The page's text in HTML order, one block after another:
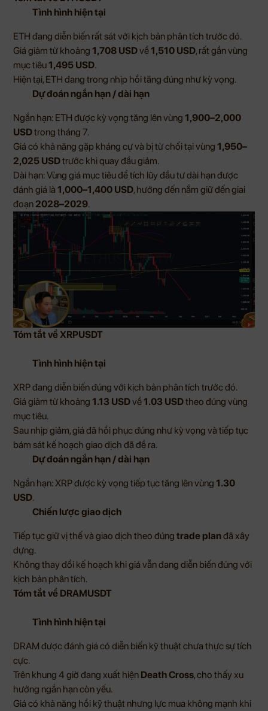
Tình hình hiện tại
ETH đang diễn biến rất sát với kịch bản phân tích trước đó.
Giá giảm từ khoảng 1,708 USDvề1,510 USD, rất gần vùng
mục tiêu1,495 USD.
Hiện tại, ETH đang trong nhịp hồi tăng đúng như kỳ vọng.
Dự đoán ngắn hạn / dài hạn
Ngắn hạn: ETH được kỳ vọng tăng lên vùng 1,900–2,000
USDtrong tháng 7.
Giá có khả năng gặp kháng cự và bị từ chối tại vùng 1,950–
2,025 USDtrước khi quay đầu giảm.
Dài hạn: Vùng giá mục tiêu để tích lũy đầu tư dài hạn được
đánh giá là 1,000–1,400 USD, hướng đến nắm giữ đến giai
đoạn 2028–2029.
Tóm tắt về XRPUSDT
Tình hình hiện tại
XRP đang diễn biến đúng với kịch bản phân tích trước đó.
Giá giảm từ khoảng 1.13 USDvề1.03 USDtheo đúng vùng
mục tiêu.
Sau nhịp giảm, giá đã hồi phục đúng như kỳ vọng và tiếp tục
bám sát kế hoạch giao dịch đã đề ra.
Dự đoán ngắn hạn / dài hạn
Ngắn hạn: XRP được kỳ vọng tiếp tục tăng lên vùng 1.30
USD.
Chiến lược giao dịch
Tiếp tục giữ vị thế và giao dịch theo đúng trade planđã xây
dựng.
Không thay đổi kế hoạch khi giá vẫn đang diễn biến đúng với
kịch bản phân tích.
Tóm tắt về DRAMUSDT
Tình hình hiện tại
DRAM được đánh giá có diễn biến kỹ thuật chưa thực sự tích
cực.
Trên khung 4 giờ đang xuất hiện Death Cross, cho thấy xu
hướng ngắn hạn còn yếu.
Giá có khả năng hồi kỹ thuật nhưng lực mua không mạnh khi